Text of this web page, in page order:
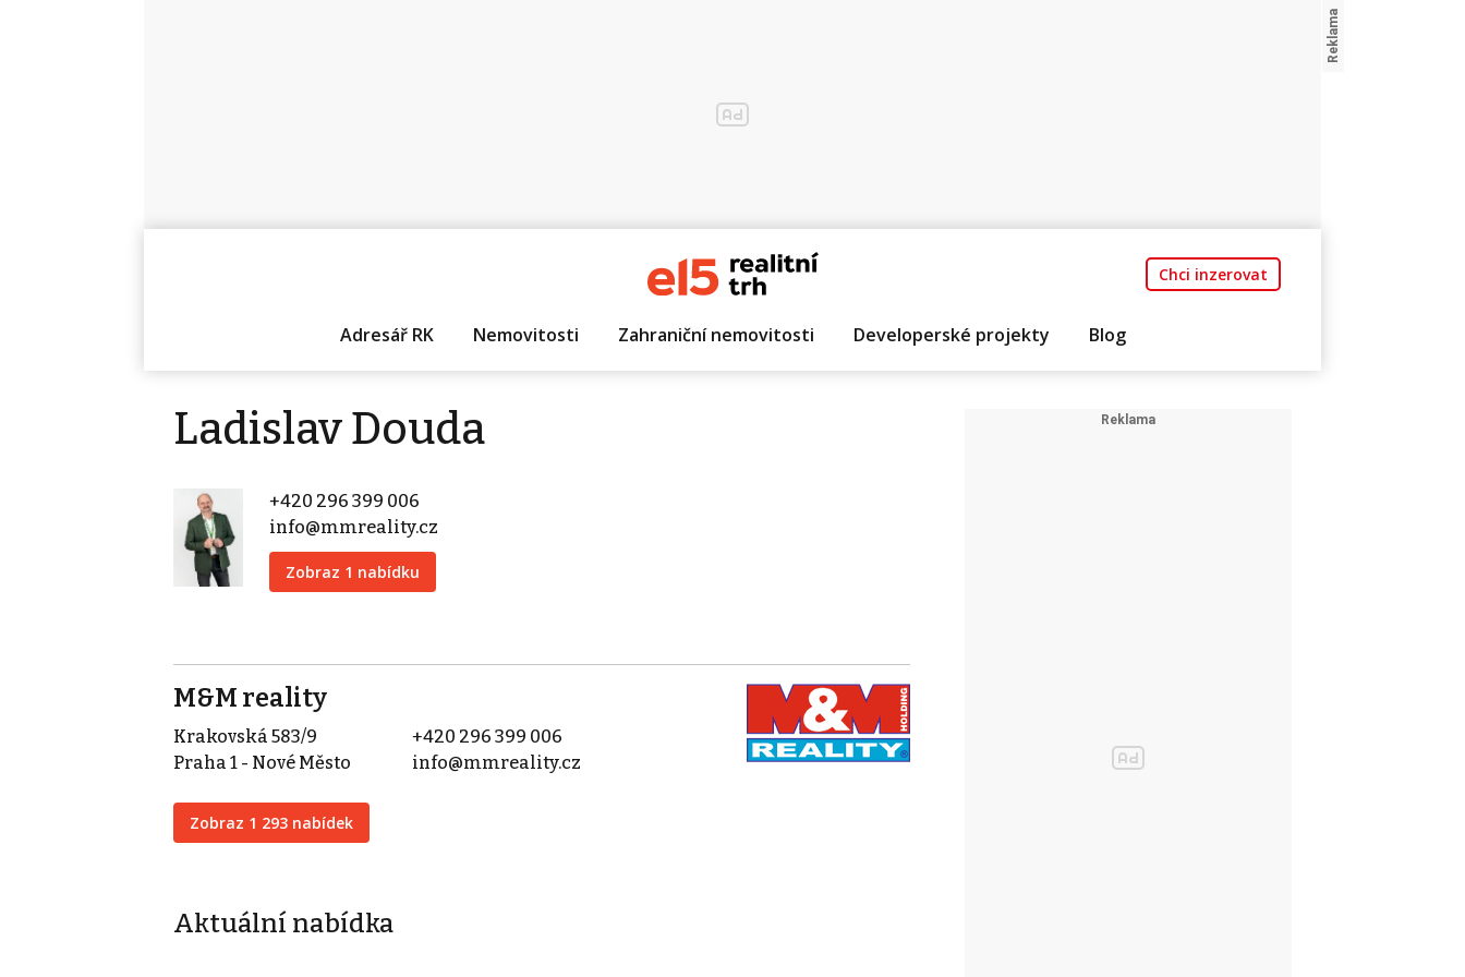
Chci inzerovat
Adresář RK Nemovitosti Zahraniční nemovitosti Developerské projekty Blog
Ladislav Douda
+420 296 399 006
info@mmreality.cz
Zobraz 1 nabídku
M&M reality
Krakovská 583/9
Praha 1 - Nové Město
Zobraz 1 293 nabídek
+420 296 399 006
info@mmreality.cz
Aktuální nabídka